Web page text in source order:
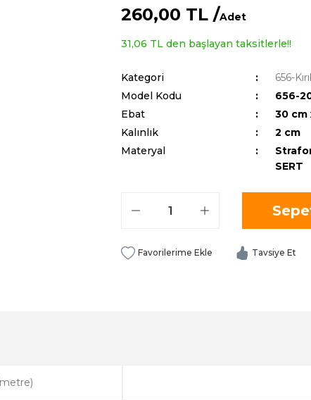
260,00 TL /Adet
31,06 TL den başlayan taksitlerle!!
Kategori
656-
Model Kodu
656-
Ebat
30 cm
Kalınlık
2 cm
Materyal
SERT
Tavsiye Et